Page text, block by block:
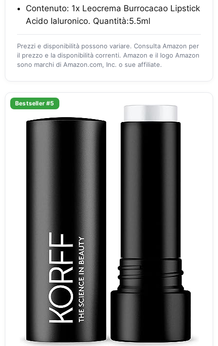
Contenuto: 1x Leocrema Burrocacao Lipstick
Acido Ialuronico. Quantità:5.5ml
Prezzi e disponibilità possono variare. Consulta Amazon per
il prezzo e la disponibilità correnti. Amazon e il logo Amazon
sono marchi di Amazon.com, Inc. o sue affiliate.
Bestseller #5